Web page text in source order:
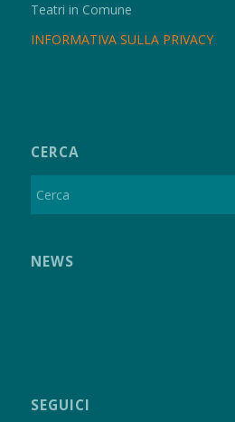
Teatri in Comune
INFORMATIVA SULLA PRIVACY
CERCA
NEWS
SEGUICI